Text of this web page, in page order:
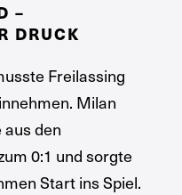
–
DRUCK
Freilassing
Milan
den
0:1 und sorgte
Start ins Spiel.